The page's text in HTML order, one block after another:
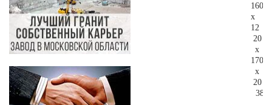
160
x
12
20
x
170
x
20